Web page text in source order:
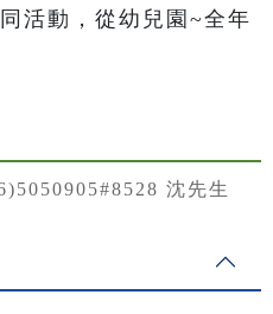
活動，從幼兒園~全年
沈先生